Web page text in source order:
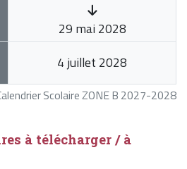
Scolaire ZONE B 2027-2028
29 mai 2028
4 juillet 2028
à télécharger / à